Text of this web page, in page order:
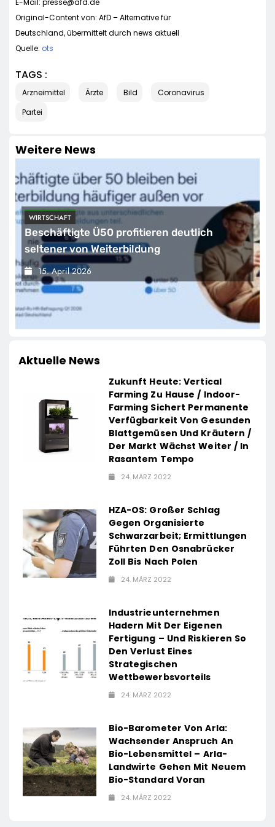
Original-Content von: AfD – Alternative für
Deutschland, übermittelt durch news aktuell
Quelle: ots
TAGS :
Arzneimittel Ärzte Bild
Coronavirus
Partei
Weitere News
WIRTSCHAFT
Beschäftigte Ü50 profitieren deutlich
seltener von Weiterbildung
15. April 2026
Aktuelle News
Zukunft Heute: Vertical
Farming Zu Hause / Indoor-
Farming Sichert Permanente
Verfügbarkeit Von Gesunden
Blattgemüsen Und Kräutern /
Der Markt Wächst Weiter / In
Rasantem Tempo
24. MÄRZ 2022
HZA-OS: Großer Schlag
Gegen Organisierte
Schwarzarbeit; Ermittlungen
Führten Den Osnabrücker
Zoll Bis Nach Polen
24. MÄRZ 2022
Industrieunternehmen
Hadern Mit Der Eigenen
Fertigung – Und Riskieren So
Den Verlust Eines
Strategischen
Wettbewerbsvorteils
24. MÄRZ 2022
Bio-Barometer Von Arla:
Wachsender Anspruch An
Bio-Lebensmittel – Arla-
Landwirte Gehen Mit Neuem
Bio-Standard Voran
24. MÄRZ 2022